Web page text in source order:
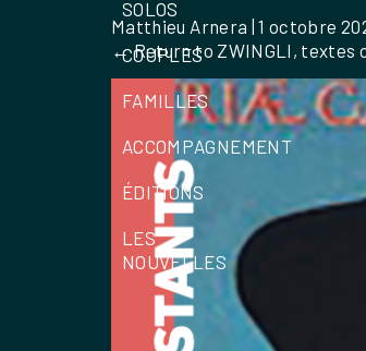
SOLOS
COUPLES
FAMILLES
ACCOMPAGNEMENT
ÉDITIONS
LES
NOUVELLES
Matthieu Arnera |1 octobre
←Return to ZWINGLI, textes